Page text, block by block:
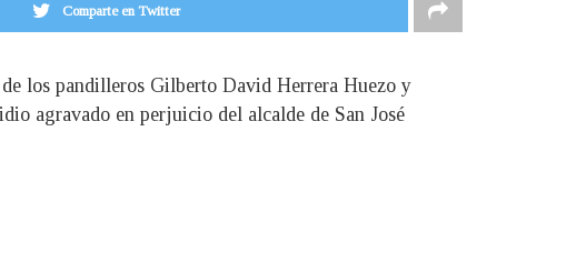
Comparte en Twitter
los pandilleros Gilberto David Herrera Huezo y
agravado en perjuicio del alcalde de San José